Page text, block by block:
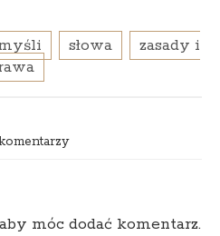
słowa
zasady i
móc dodać komentarz.